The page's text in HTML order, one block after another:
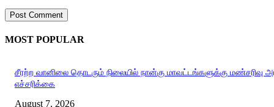
MOST POPULAR
சீரற்ற வானிலை தொடரும் நிலையில் நான்கு மாவட்டங்களுக்கு மண்சரிவு
எச்சரிக்கை
August 7, 2026